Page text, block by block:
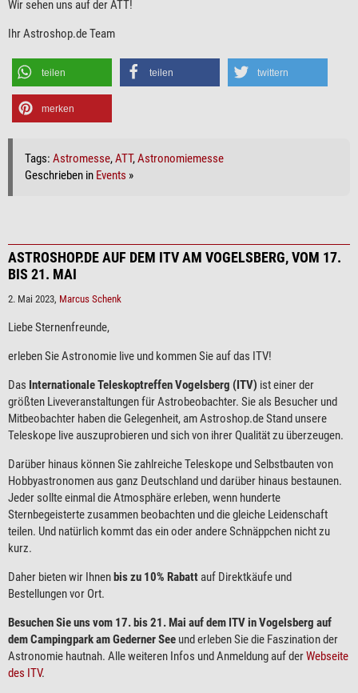
Wir sehen uns auf der ATT!
Ihr Astroshop.de Team
teilen teilen twittern
merken
Tags: Astromesse,ATT,Astronomiemesse
Geschrieben in Events »
ASTROSHOP.DE AUF DEM ITV AM VOGELSBERG, VOM 17.
BIS 21. MAI
2. Mai 2023, Marcus Schenk
Liebe Sternenfreunde,
erleben Sie Astronomie live und kommen Sie auf das ITV!
Das Internationale Teleskoptreffen Vogelsberg (ITV) ist einer der
größten Liveveranstaltungen für Astrobeobachter. Sie als Besucher und
Mitbeobachter haben die Gelegenheit, am Astroshop.de Stand unsere
Teleskope live auszuprobieren und sich von ihrer Qualität zu überzeugen.
Darüber hinaus können Sie zahlreiche Teleskope und Selbstbauten von
Hobbyastronomen aus ganz Deutschland und darüber hinaus bestaunen.
Jeder sollte einmal die Atmosphäre erleben, wenn hunderte
Sternbegeisterte zusammen beobachten und die gleiche Leidenschaft
teilen. Und natürlich kommt das ein oder andere Schnäppchen nicht zu
kurz.
Daher bieten wir Ihnenbis zu 10% Rabatt auf Direktkäufe und
Bestellungen vor Ort.
Besuchen Sie uns vom 17. bis 21. Mai auf dem ITV in Vogelsberg auf
dem Campingpark am Gederner See und erleben Sie die Faszination der
Astronomie hautnah. Alle weiteren Infos und Anmeldung auf derWebseite
des ITV.